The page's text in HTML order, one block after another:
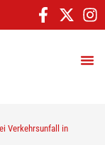
Verkehrsunfall in